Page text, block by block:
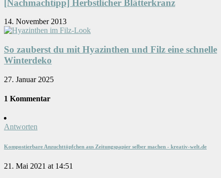
[Nachmachtipp] Herbstlicher Blätterkranz
14. November 2013
So zauberst du mit Hyazinthen und Filz eine schnelle
Winterdeko
27. Januar 2025
1 Kommentar
Antworten
Kompostierbare Anzuchttöpfchen aus Zeitungspapier selber machen - kreativ-welt.de
21. Mai 2021 at 14:51